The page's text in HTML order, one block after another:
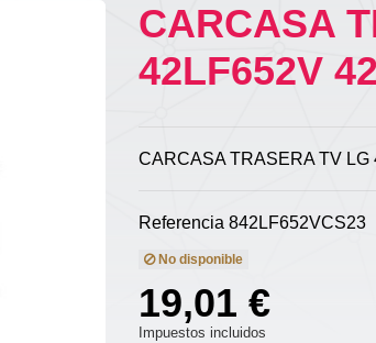
CARCASA
42LF652V 42
CARCASA TRASERA TV LG
Referencia 842LF652VCS23
No disponible
19,01 €
Impuestos incluidos